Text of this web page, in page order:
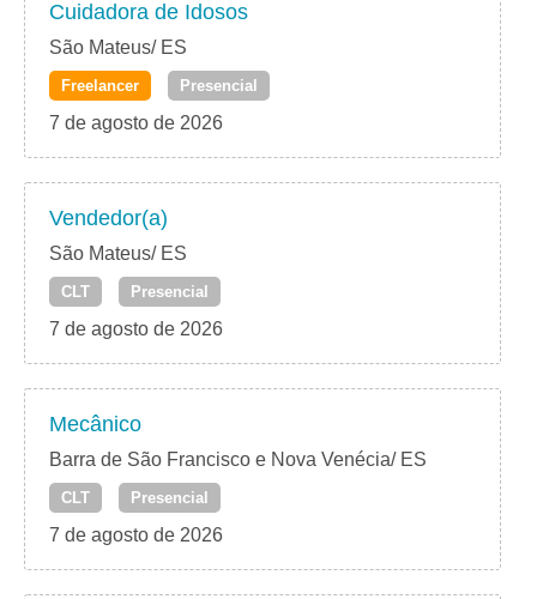
Cuidadora de Idosos
São Mateus/ ES
Freelancer Presencial
7 de agosto de 2026
Vendedor(a)
São Mateus/ ES
CLT Presencial
7 de agosto de 2026
Mecânico
Barra de São Francisco e Nova Venécia/ ES
CLT Presencial
7 de agosto de 2026